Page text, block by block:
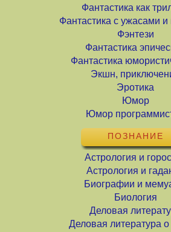
Фантастика как
Фантастика с ужасами и
Фэнтези
Фантастика
Фантастика
Экшн,
Эротика
Юмор
Юмор
ПОЗНАНИЕ
Астрология и
Астрология и
Биографии и
Биология
Деловая
Деловая литература о